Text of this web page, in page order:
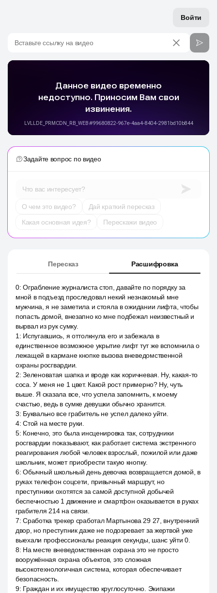
Войти
Вставьте ссылку на видео
Задайте вопрос по видео
Что вас интересует?
О чем это видео?
Дай краткий пересказ
Какая основная идея?
Перескажи видео
Пересказ Расшифровка
0:Ограбление журналиста стоп, давайте по порядку за
мной в подъезд проследовал некий незнакомый мне
мужчина, я не заметила и стояла в ожидании лифта, чтобы
попасть домой, внезапно ко мне подбежал неизвестный и
вырвал из рук сумку.
1 : Испугавшись, я оттолкнула его и забежала в
единственное возможное укрытие лифт тут же вспомнила о
лежащей в кармане кнопке вызова вневедомственной
охраны росгвардии.
2:Зеленоватая шапка и вроде как коричневая. Ну, какая-то
coca. У меня не 1 цвет. Какой рост примерно? Ну, чуть
выше. Я сказала все, что успела запомнить, к моему
счастью, ведь в сумке девушки обычно хранится.
3: Буквально все грабитель не успел далеко уйти.
4:Стой на месте руки.
5: Конечно, это была инсценировка так, сотрудники
росгвардии показывают, как работает система экстренного
реагирования любой человек взрослый, пожилой или даже
школьник, может приобрести такую кнопку.
6:Обычный школьный день девочка возвращается домой, в
руках телефон соцсети, привычный маршрут, но
преступники охотятся за самой доступной добычей
беспечностью 1 движение и смартфон оказывается в руках
грабителя 214 на связи.
7:Сработка трекер сработал Мартынова 29 27, внутренний
двор, но преступник даже не подозревает за жертвой уже
выехали профессионалы реакция секунды, шанс уйти 0.
8: На месте вневедомственная охрана это не просто
вооружённая охрана объектов, это сложная
высокотехнологичная система, которая обеспечивает
безопасность.
9: Граждан и их имущество круглосуточно. Экипажи